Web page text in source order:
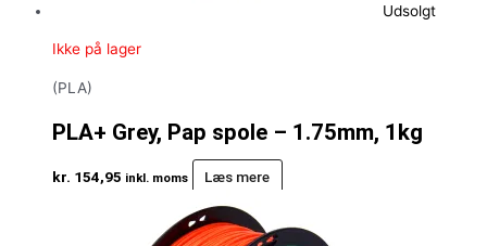
Udsolgt
Ikke på lager
(PLA)
PLA+ Grey, Pap spole – 1.75mm, 1kg
kr. 154,95 inkl. moms Læs mere